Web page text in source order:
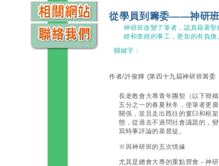
從學員到籌委——神研
神研班改變了筆者，認真藉著
經和查經的事工，更加的有負擔
關鍵字：
作者/許俊輝 (第四十九屆神研班籌委
長老教會大專青年團契（以下簡
五分之一的春夏秋冬，使筆者更
關係，並且走出既往的窠臼和框
態，從過去不過問社會議題的，
寫時事評論的基督徒。
※與神研班的五次情緣
尤其是總會大專的重點營會－神